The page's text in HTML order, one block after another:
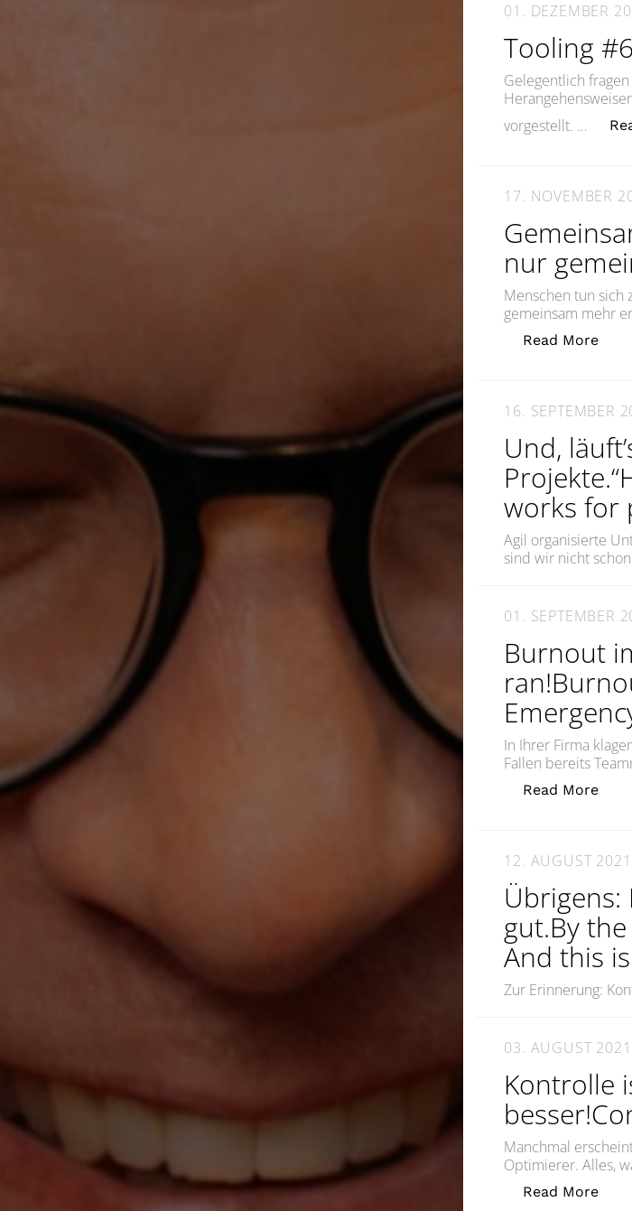
01. DEZEMBER
Tooling
Gelegentlich
vorgestellt. …
17. NOVEMBER
nur
Menschen tun sich
gemeinsam mehr
Read More
16. SEPTEMBER
Und,
works for
Agil organisierte
sind wir nicht
01. SEPTEMBER
Burnout
In Ihrer Firma
Fallen bereits
Read More
12. AUGUST 2021
Übrigens:
gut.By
And this
Zur Erinnerung:
03. AUGUST 2021
Kontrolle
Manchmal
Optimierer. Alles,
Read More